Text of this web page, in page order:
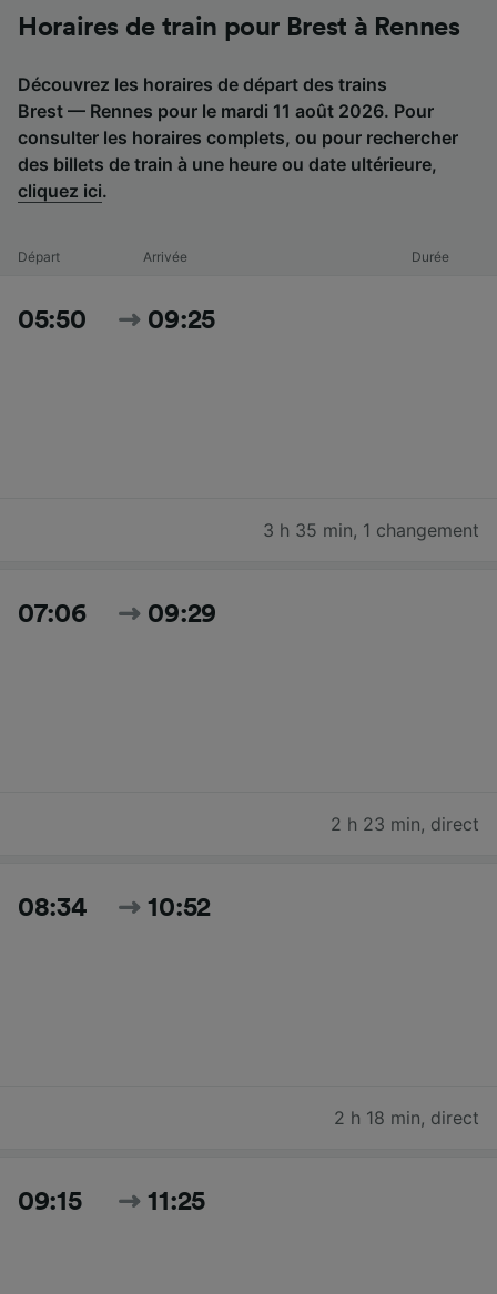
Horaires de train pour Brest à Rennes
Découvrez les horaires de départ des trains
Brest — Rennes pour le mardi 11 août 2026. Pour
consulter les horaires complets, ou pour rechercher
des billets de train à une heure ou date ultérieure,
cliquez ici.
Départ Arrivée Durée
05:50 09:25
3 h 35 min, 1 changement
07:06 09:29
2 h 23 min, direct
08:34 10:52
2 h 18 min, direct
09:15 11:25